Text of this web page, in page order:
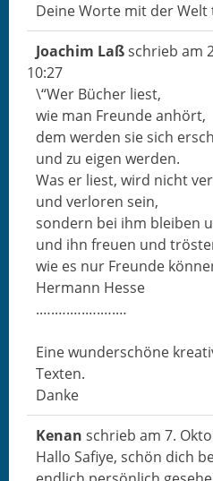
Deine Worte mit der Welt
Joachim Laßschrieb am
10:27
\“Wer Büch­er liest,
wie man Fre­unde anhört,
dem wer­den sie sich
und zu eigen werden.
Was er liest, wird nicht
und ver­loren sein,
son­dern bei ihm bleiben
und ihn freuen und
wie es nur Fre­unde
Her­mann Hesse
.….….….….….…
Eine wun­der­schöne
Texten.
Danke
Kenan schrieb am 7.
Hal­lo Safiye, schön dich